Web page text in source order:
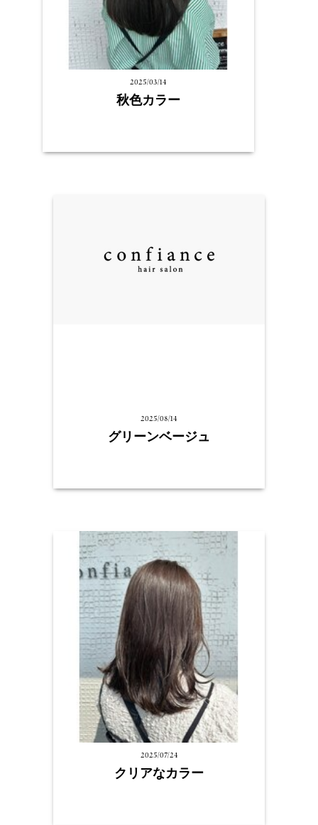
2025/03/14
秋色カラー
2025/08/14
グリーンベージュ
2025/07/24
クリアなカラー